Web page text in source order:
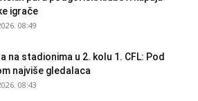
igrače
08:49
na stadionima u 2. kolu 1. CFL: Pod
najviše gledalaca
08:43